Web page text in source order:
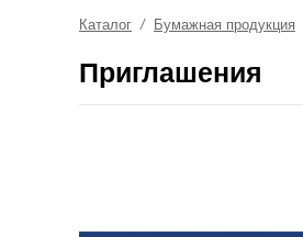
Каталог Бумажная продукция
Приглашения